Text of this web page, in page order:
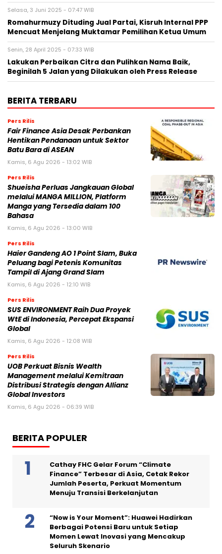
Selasa, 3 Juni 2025 - 07:47 WIB
Romahurmuzy Dituding Jual Partai, Kisruh Internal PPP
Mencuat Menjelang Muktamar Pemilihan Ketua Umum
Senin, 28 April 2025 - 07:33 WIB
Lakukan Perbaikan Citra dan Pulihkan Nama Baik,
Beginilah 5 Jalan yang Dilakukan oleh Press Release
BERITA TERBARU
Pers Rilis
Fair Finance Asia Desak Perbankan
Hentikan Pendanaan untuk Sektor
Batu Bara di ASEAN
Kamis, 6 Agu 2026 - 13:02 WIB
Pers Rilis
Shueisha Perluas Jangkauan Global
melalui MANGA MILLION, Platform
Manga yang Tersedia dalam 100
Bahasa
Kamis, 6 Agu 2026 - 13:00 WIB
Pers Rilis
Haier Gandeng AO 1 Point Slam, Buka
Peluang bagi Petenis Komunitas
Tampil di Ajang Grand Slam
Kamis, 6 Agu 2026 - 12:10 WIB
Pers Rilis
SUS ENVIRONMENT Raih Dua Proyek
WtE di Indonesia, Percepat Ekspansi
Global
Kamis, 6 Agu 2026 - 12:08 WIB
Pers Rilis
UOB Perkuat Bisnis Wealth
Management melalui Kemitraan
Distribusi Strategis dengan Allianz
Global Investors
Kamis, 6 Agu 2026 - 06:39 WIB
BERITA POPULER
Cathay FHC Gelar Forum “Climate
Finance” Terbesar di Asia, Cetak Rekor
Jumlah Peserta, Perkuat Momentum
Menuju Transisi Berkelanjutan
“Now is Your Moment”: Huawei Hadirkan
Berbagai Potensi Baru untuk Setiap
Momen Lewat Inovasi yang Mencakup
Seluruh Skenario